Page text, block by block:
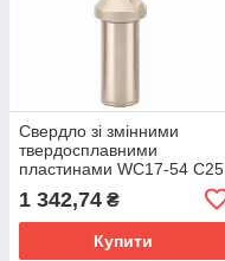
Свердло зі змінними
твердосплавними
пластинами WC17-54 C25
1 342,74 ₴
Купити